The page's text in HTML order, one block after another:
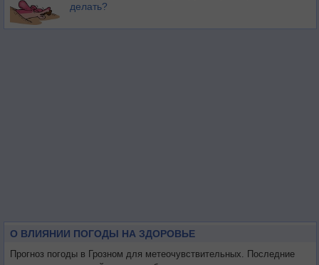
делать?
О ВЛИЯНИИ ПОГОДЫ НА ЗДОРОВЬЕ
Прогноз погоды в Грозном для метеочувствительных. Последние